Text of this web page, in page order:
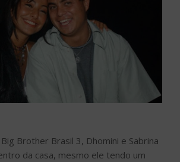
Brother Brasil 3, Dhomini e Sabrina
da casa, mesmo ele tendo um